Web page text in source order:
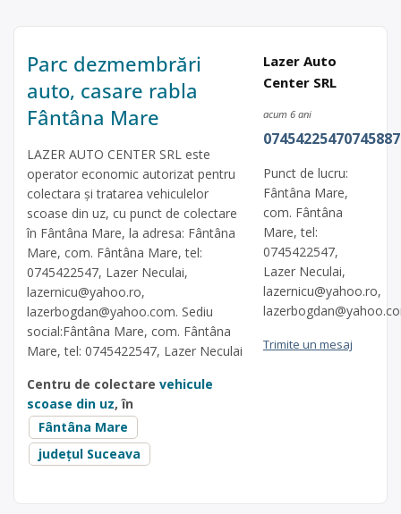
Parc dezmembrări
auto, casare rabla
Fântâna Mare
LAZER AUTO CENTER SRL este
operator economic autorizat pentru
colectara și tratarea vehiculelor
scoase din uz, cu punct de colectare
în Fântâna Mare, la adresa: Fântâna
Mare, com. Fântâna Mare, tel:
0745422547, Lazer Neculai,
lazernicu@yahoo.ro,
lazerbogdan@yahoo.com. Sediu
social:Fântâna Mare, com. Fântâna
Mare, tel: 0745422547, Lazer Neculai
Centru de colectare vehicule
scoase din uz, în
Fântâna Mare
județul Suceava
Lazer Auto
Center SRL
acum 6 ani
Punct de lucru:
Fântâna Mare,
com. Fântâna
Mare, tel:
0745422547,
Lazer Neculai,
lazernicu@yahoo.ro,
Trimite un mesaj